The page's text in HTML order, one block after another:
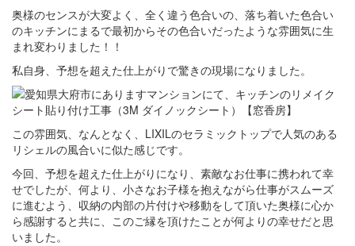
奥様のセンスが大変よく、全く違う色合いの、落ち着いた色合い
のキッチンにまるで最初からその色合いだったような雰囲気に生
まれ変わりました！！
私自身、予想を超えた仕上がりで驚きの現場になりました。
この雰囲気、なんとなく、LIXILのセラミックトップで人気のある
リシェルの風合いに似た感じです。
今回、予想を超えた仕上がりになり、素敵なお仕事に携われて幸
せでしたが、何より、小さなお子様を抱えながら仕事がスムーズ
に進むよう、収納の内部の片付けや移動をして頂いた奥様に心か
ら感謝すると共に、このご縁を頂けたことが何よりの幸せだと思
いました。